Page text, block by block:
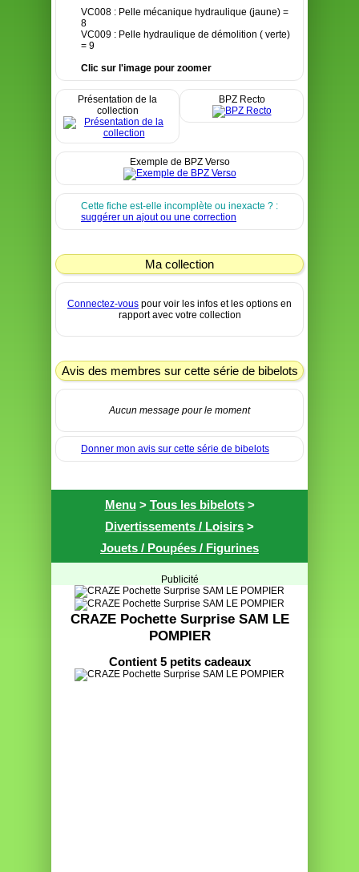
VC008 : Pelle mécanique hydraulique (jaune) =
8
VC009 : Pelle hydraulique de démolition ( verte)
= 9
Clic sur l'image pour zoomer
Présentation de la
collection
BPZ Recto
Exemple de BPZ Verso
Cette fiche est-elle incomplète ou inexacte ? :
suggérer un ajout ou une correction
Ma collection
Connectez-vous pour voir les infos et les options en
rapport avec votre collection
Avis des membres sur cette série de bibelots
Aucun message pour le moment
Donner mon avis sur cette série de bibelots
Menu> Tous les bibelots>
Divertissements / Loisirs >
Jouets / Poupées / Figurines
Publicité
CRAZE Pochette Surprise SAM LE
POMPIER
Contient 5 petits cadeaux